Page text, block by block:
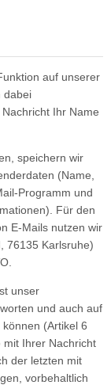
auf unserer
dabei
Ihr Name
speichern wir
(Name,
Programm und
Für den
E-Mails nutzen wir
76135 Karlsruhe)
unser
und auch auf
(Artikel 6
mit Ihrer Nachricht
der letzten mit
vorbehaltlich